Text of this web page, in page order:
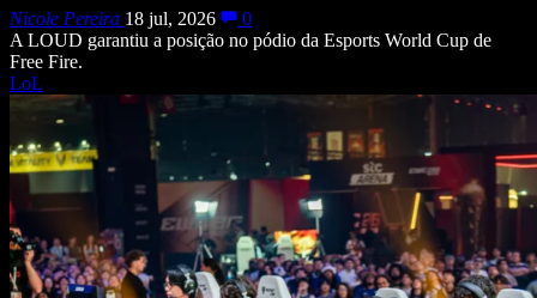
Nicole Pereira 18 jul, 2026
0
A LOUD garantiu a posição no pódio da Esports World Cup de
Free Fire.
LoL